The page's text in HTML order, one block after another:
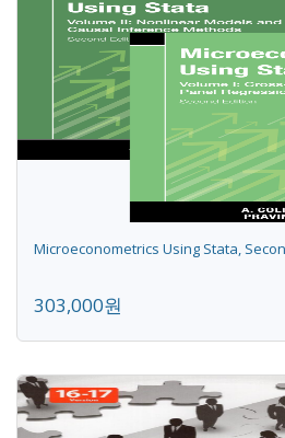
Microeconometrics Using Stata,
303,000원